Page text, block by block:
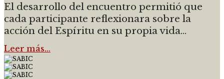
El desarrollo del encuentro permitió que
cada participante reflexionara sobre la
acción del Espíritu en su propia vida...
Leer más…